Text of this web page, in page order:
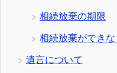
相続放棄の期限
相続放棄ができ
遺言について